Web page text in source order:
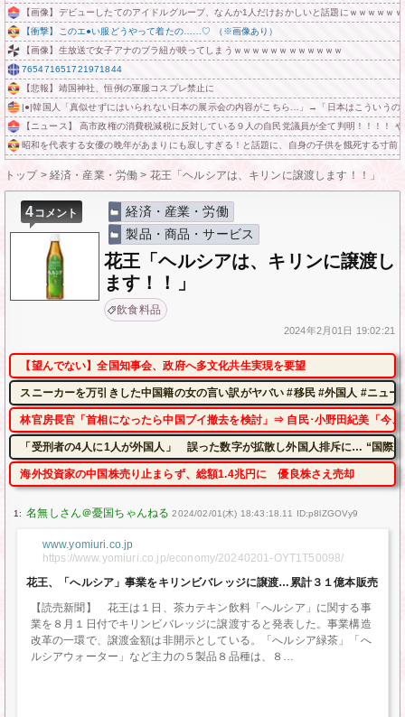
【画像】デビューしたてのアイドルグループ、なんか1人だけおかしいと話題にｗｗｗｗｗ
【衝撃】このエ●い服どうやって着たの……♡ （※画像あり）
【画像】生放送で女子アナのブラ紐が映ってしまうｗｗｗｗｗｗｗｗｗｗｗｗ
765471651721971844
【悲報】靖国神社、恒例の軍服コスプレ禁止に
|●|韓国人「真似せずにはいられない日本の展示会の内容がこちら…」→「日本はこういうの
【ニュース】 高市政権の消費税減税に反対している９人の自民党議員が全て判明！！！！
昭和を代表する女優の晩年があまりにも寂しすぎる！と話題に、自身の子供を餓死する寸
トップ> 経済・産業・労働 > 花王「ヘルシアは、キリンに譲渡します！！」
4コメント
経済・産業・労働
製品・商品・サービス
花王「ヘルシアは、キリンに譲渡し
ます！！」
飲食料品
2024年2月01日 19:02:21
【望んでない】全国知事会、政府へ多文化共生実現を要望
スニーカーを万引きした中国籍の女の言い訳がヤバい #移民 #外国人 #ニュー
林官房長官「首相になったら中国ブイ撤去を検討」⇒ 自民･小野田紀美「今
「受刑者の4人に1人が外国人」 誤った数字が拡散し外国人排斥に… “国際
海外投資家の中国株売り止まらず、総額1.4兆円に 優良株さえ売却
1: 2024/02/01(木) 18:43:18.11 ID:p8lZGOVy9
www.yomiuri.co.jp
https://www.yomiuri.co.jp/economy/20240201-OYT1T50098/
花王、「へルシア」事業をキリンビバレッジに譲渡…累計３１億本販売
【読売新聞】 花王は１日、茶カテキン飲料「へルシア」に関する事
業を８月１日付でキリンビバレッジに譲渡すると発表した。事業構造
改革の一環で、譲渡金額は非開示としている。「へルシア緑茶」「へ
ルシアウォーター」など主力の５製品８品種は、８